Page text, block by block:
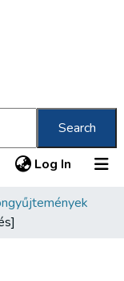
Search
Log In (current)